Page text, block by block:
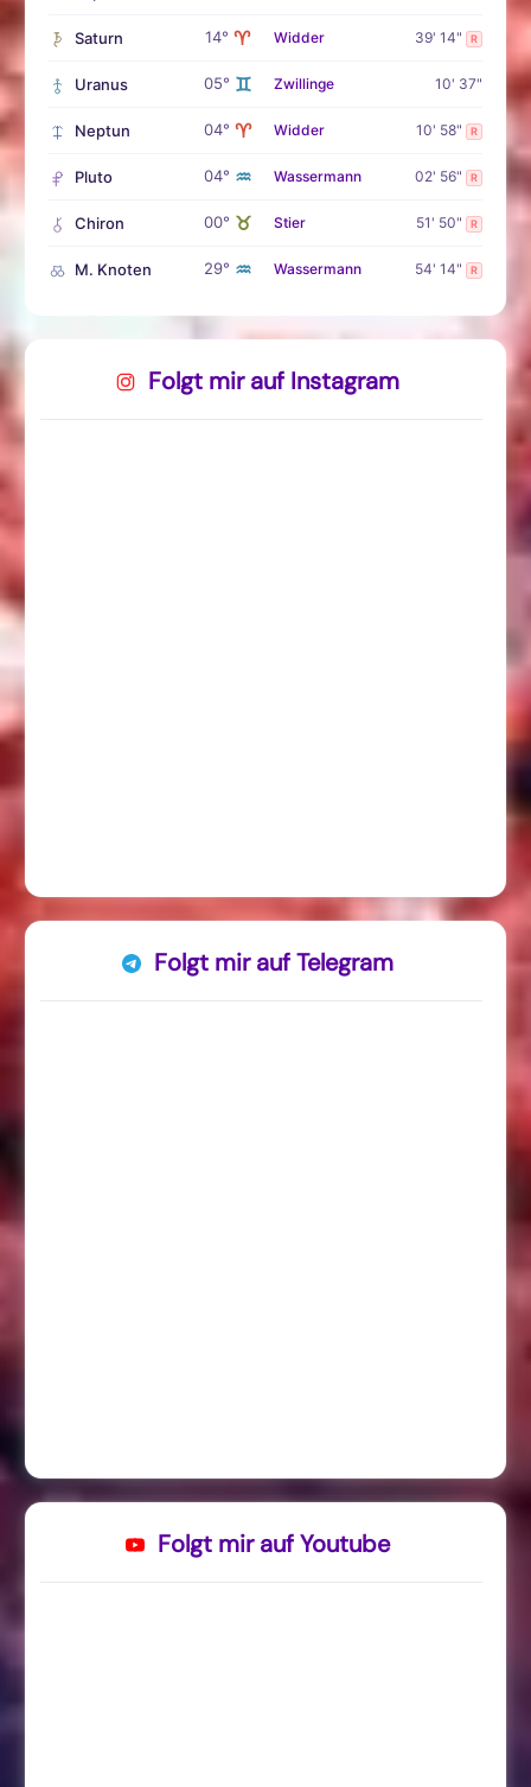
Saturn 14° ♈ Widder 39' 14" R
Uranus 05° ♊ Zwillinge 10' 37"
Neptun 04° ♈ Widder 10' 58" R
Pluto 04° ♒ Wassermann 02' 56" R
Chiron 00° ♉ Stier 51' 50" R
M. Knoten 29° ♒ Wassermann 54' 14" R
Folgt mir auf Instagram
Folgt mir auf Telegram
Folgt mir auf Youtube